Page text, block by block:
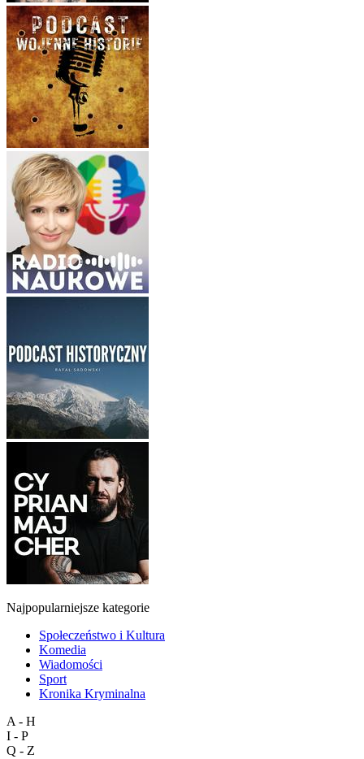
Najpopularniejsze kategorie
Społeczeństwo i Kultura
Komedia
Wiadomości
Sport
Kronika Kryminalna
A - H
I - P
Q - Z